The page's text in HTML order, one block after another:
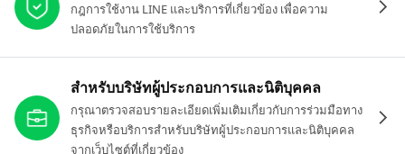
กฎการใช้งาน LINE และบริการที่เกี่ยวข้อง เพื่อความ
ปลอดภัยในการใช้บริการ
สำหรับบริษัทผู้ประกอบการและนิติบุคคล
กรุณาตรวจสอบรายละเอียดเพิ่มเติมเกี่ยวกับการร่วมมือทาง
ธุรกิจหรือบริการสำหรับบริษัทผู้ประกอบการและนิติบุคคล
จากเว็บไซต์ที่เกี่ยวข้อง